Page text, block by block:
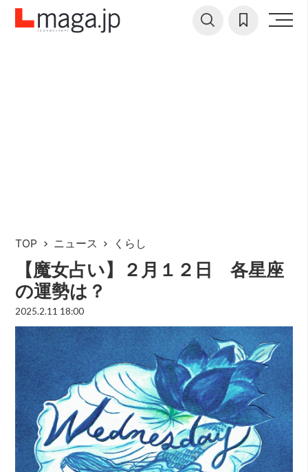
TOP ニュース くらし
【魔女占い】２月１２日 各星座
の運勢は？
2025.2.11 18:00